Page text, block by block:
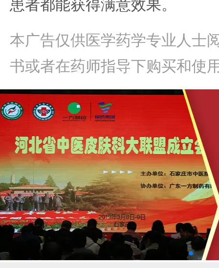
患者都能获得满意效果。
本广告仅供医学药学专业人士
书或者在药师指导下购买和使